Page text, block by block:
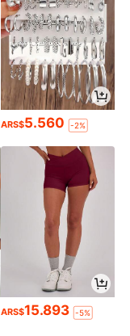
ARS$5.560 -2%
ARS$15.893 -5%